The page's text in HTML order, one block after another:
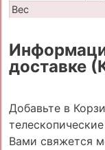
Вес
доставке
Добавьте в
Вами свяжется